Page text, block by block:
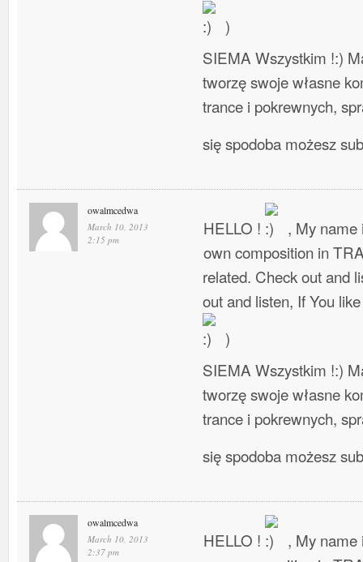
)
SIEMA Wszystkim !:)
tworzę swoje własne
trance i pokrewnych,
się spodoba możesz
owalmcedwa
March 10, 2013
2:15 pm
HELLO !
, My name
own composition in
related. Check out and
out and listen, If You
)
SIEMA Wszystkim !:)
tworzę swoje własne
trance i pokrewnych,
się spodoba możesz
owalmcedwa
March 10, 2013
2:37 pm
HELLO !
, My name